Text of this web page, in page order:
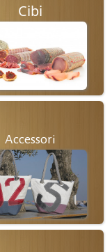
Cibi
Accessori